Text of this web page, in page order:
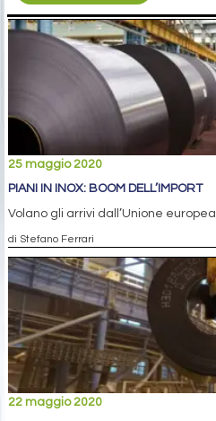
25 maggio 2020
PIANI IN INOX: BOOM DELL’IMPORT
Volano gli arrivi dall’Unione europea
di Stefano Ferrari
22 maggio 2020